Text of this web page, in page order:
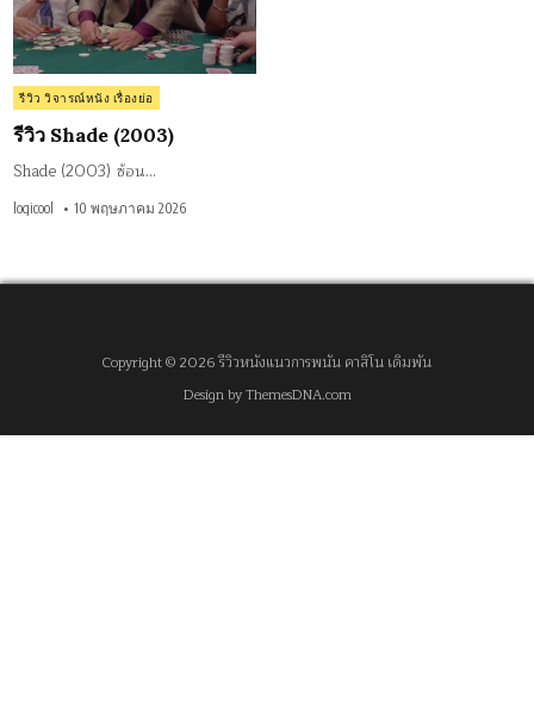
Posted
in
รีวิว วิจารณ์หนัง เรื่องย่อ
รีวิว Shade (2003)
Shade (2003) ซ้อน…
logicool 10 พฤษภาคม 2026
Copyright © 2026 รีวิวหนังแนวการพนัน คาสิโน เดิมพัน
Design by ThemesDNA.com